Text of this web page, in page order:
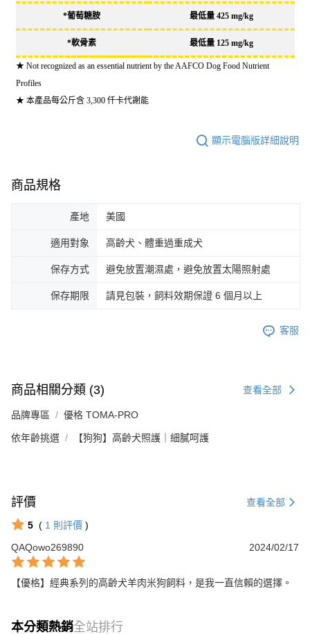
*葡萄糖胺 最低量 425 mg/kg
*軟骨素 最低量 125 mg/kg
★ Not recognized as an essential nutrient by the AAFCO Dog Food Nutrient
Profiles
★ 本產品每公斤含 3,300 仟卡代謝能
顯示電腦版詳細說明
商品規格
產地 美國
適用對象 高齡犬、體重過重成犬
保存方式 避免放置潮濕處，避免放置太陽照射處
保存期限 請見包裝，飼料效期保證 6 個月以上
客服
商品相關分類 (3) 查看全部
品牌專區 優格 TOMA-PRO
依年齡挑選 【狗狗】高齡犬照護｜細膩呵護
評價 查看全部
5 ( 1 則評價 )
QAQowo269890
2024/02/17
【優格】經典系列的高齡犬羊肉米狗飼料，是我一直信賴的選擇。
本分類熱銷全站排行